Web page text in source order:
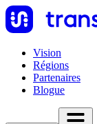
Vision
Régions
Partenaires
Blogue